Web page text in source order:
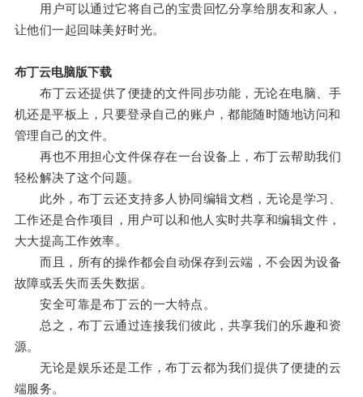
用户可以通过它将自己的宝贵回忆分享给朋友和家人，
让他们一起回味美好时光。
布丁云电脑版下载
布丁云还提供了便捷的文件同步功能，无论在电脑、手
机还是平板上，只要登录自己的账户，都能随时随地访问和
管理自己的文件。
再也不用担心文件保存在一台设备上，布丁云帮助我们
轻松解决了这个问题。
此外，布丁云还支持多人协同编辑文档，无论是学习、
工作还是合作项目，用户可以和他人实时共享和编辑文件，
大大提高工作效率。
而且，所有的操作都会自动保存到云端，不会因为设备
故障或丢失而丢失数据。
安全可靠是布丁云的一大特点。
总之，布丁云通过连接我们彼此，共享我们的乐趣和资
源。
无论是娱乐还是工作，布丁云都为我们提供了便捷的云
端服务。